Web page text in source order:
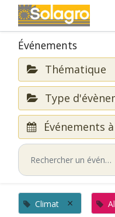
Événements
Thématique
Type
Événements
Climat ×